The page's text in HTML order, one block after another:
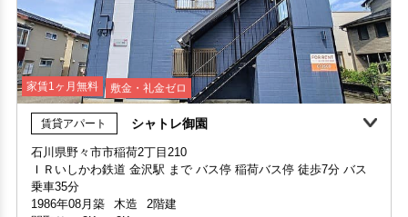
敷金・礼金ゼロ 360°案内 動画案内
家賃 50,000円・共益費 3,000円
階数 2階
間取り 2LDK・専有面積 53.56㎡
敷金 - ・礼金 -
部屋号数 101号室 申込済
家賃 48,000円・共益費 3,000円
階数 1階
間取り 1LDK・専有面積 35.75㎡
敷金 2ヶ月 ・礼金 -
家賃1ヶ月無料 敷金・礼金ゼロ
賃貸アパート シャトレ御園
石川県野々市市稲荷2丁目210
ＩＲいしかわ鉄道 金沢駅 まで バス停 稲荷バス停 徒歩7分 バス
1986年08月築
木造
2階建
間取り：2K 〜 2K
家賃：25,000円